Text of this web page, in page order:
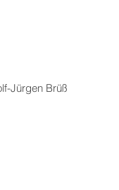
Jürgen Brüß